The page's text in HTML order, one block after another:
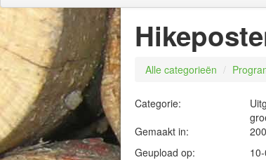
Alle categorieën /
Categorie:
Gemaakt in:
Geupload op: